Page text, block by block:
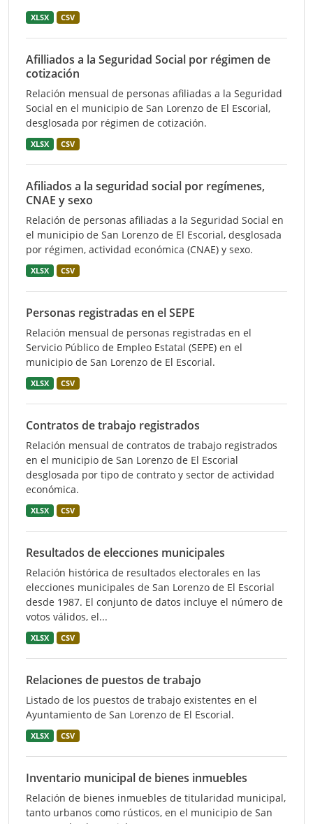
XLSX CSV
Afilliados a la Seguridad Social por régimen de
cotización
Relación mensual de personas afiliadas a la Seguridad
Social en el municipio de San Lorenzo de El Escorial,
desglosada por régimen de cotización.
XLSX CSV
Afiliados a la seguridad social por regímenes,
CNAE y sexo
Relación de personas afiliadas a la Seguridad Social en
el municipio de San Lorenzo de El Escorial, desglosada
por régimen, actividad económica (CNAE) y sexo.
XLSX CSV
Personas registradas en el SEPE
Relación mensual de personas registradas en el
Servicio Público de Empleo Estatal (SEPE) en el
municipio de San Lorenzo de El Escorial.
XLSX CSV
Contratos de trabajo registrados
Relación mensual de contratos de trabajo registrados
en el municipio de San Lorenzo de El Escorial
desglosada por tipo de contrato y sector de actividad
económica.
XLSX CSV
Resultados de elecciones municipales
Relación histórica de resultados electorales en las
elecciones municipales de San Lorenzo de El Escorial
desde 1987. El conjunto de datos incluye el número de
votos válidos, el...
XLSX CSV
Relaciones de puestos de trabajo
Listado de los puestos de trabajo existentes en el
Ayuntamiento de San Lorenzo de El Escorial.
XLSX CSV
Inventario municipal de bienes inmuebles
Relación de bienes inmuebles de titularidad municipal,
tanto urbanos como rústicos, en el municipio de San